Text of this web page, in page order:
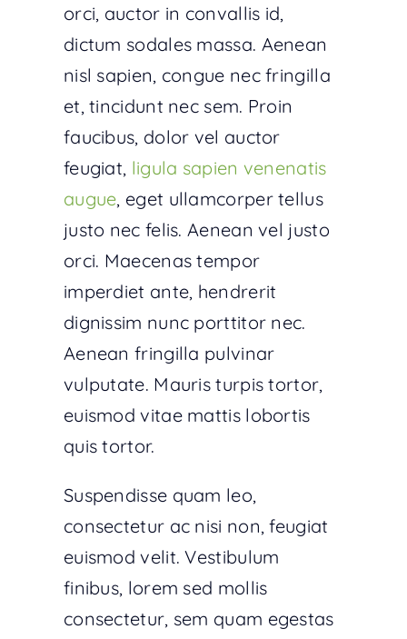
orci, auctor in convallis id,
dictum sodales massa. Aenean
nisl sapien, congue nec fringilla
et, tincidunt nec sem. Proin
faucibus, dolor vel auctor
feugiat, ligula sapien venenatis
augue, eget ullamcorper tellus
justo nec felis. Aenean vel justo
orci. Maecenas tempor
imperdiet ante, hendrerit
dignissim nunc porttitor nec.
Aenean fringilla pulvinar
vulputate. Mauris turpis tortor,
euismod vitae mattis lobortis
quis tortor.
Suspendisse quam leo,
consectetur ac nisi non, feugiat
euismod velit. Vestibulum
finibus, lorem sed mollis
consectetur, sem quam egestas